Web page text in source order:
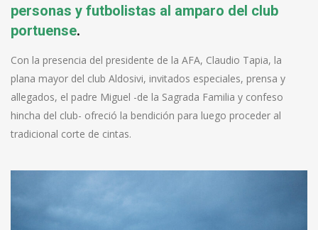
personas y futbolistas al amparo del club
portuense.
Con la presencia del presidente de la AFA, Claudio Tapia, la
plana mayor del club Aldosivi, invitados especiales, prensa y
allegados, el padre Miguel -de la Sagrada Familia y confeso
hincha del club- ofreció la bendición para luego proceder al
tradicional corte de cintas.